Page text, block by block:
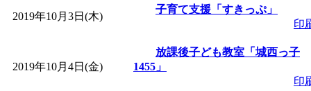
「赤ちゃん子育て講
付期間：2026/08/10～
2019年10月3日(木)
子育て支援「すきっぷ」
印
2019年10月4日(金)
放課後子ども教室「城西っ子
1455」
印